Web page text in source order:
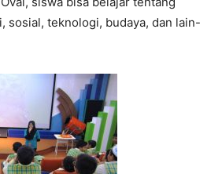
sosial, teknologi, budaya, dan lain-